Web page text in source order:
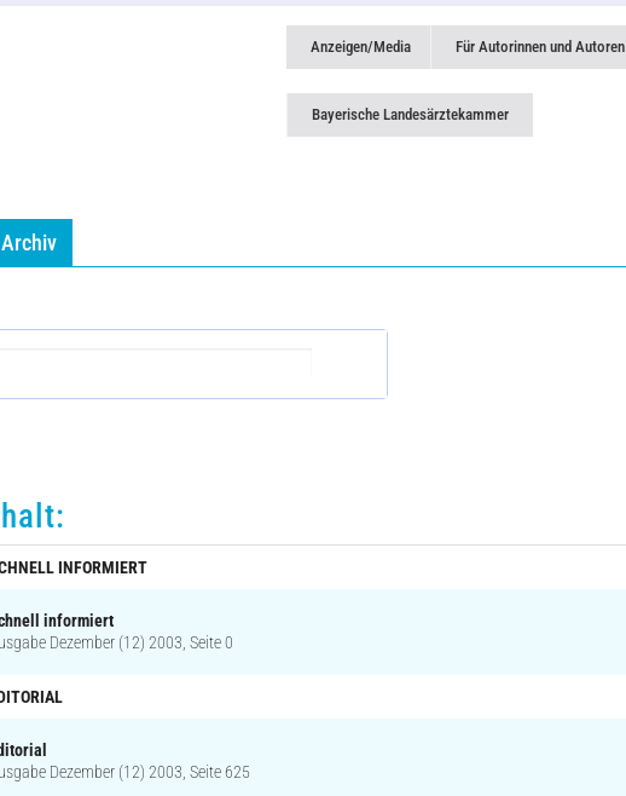
Anzeigen/Media Für Autorinnen und Autoren
Bayerische Landesärztekammer
Archiv
INFORMIERT
informiert
Dezember (12) 2003, Seite 0
Dezember (12) 2003, Seite 625